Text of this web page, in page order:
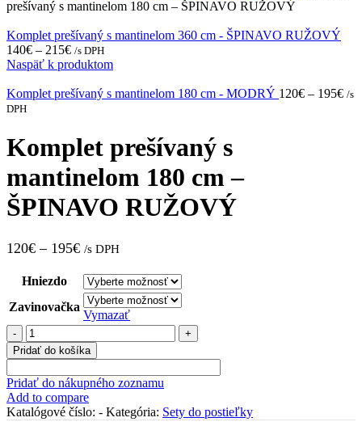
prešívaný s mantinelom 180 cm – ŠPINAVO RUŽOVÝ
Komplet prešívaný s mantinelom 360 cm - ŠPINAVO RUŽOVÝ
140€ – 215€ /s DPH
Naspäť k produktom
Komplet prešívaný s mantinelom 180 cm - MODRÝ 120€ – 195€ /s
DPH
Komplet prešívaný s
mantinelom 180 cm –
ŠPINAVO RUŽOVÝ
120€ – 195€ /s DPH
Hniezdo
Zavinovačka
Vymazať
množstvo
Komplet
prešívaný
s
mantinelom
180
cm
Pridať do košíka
Pridať do nákupného zoznamu
Add to compare
Katalógové číslo: - Kategória: Sety do postieľky